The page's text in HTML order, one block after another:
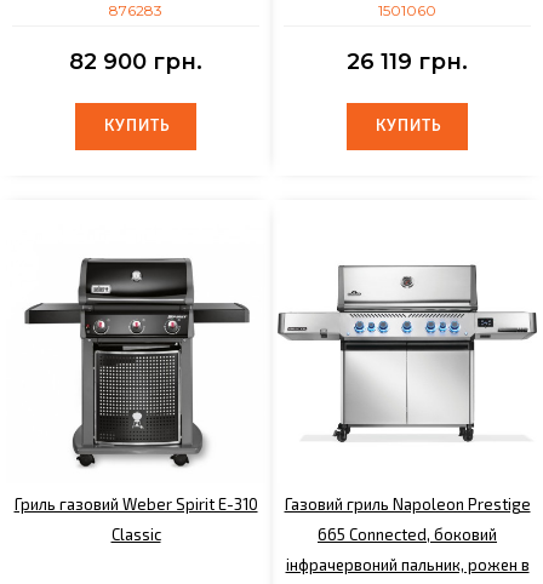
876283
82 900 грн.
КУПИТЬ
КУПИТЬ
1501060
26 119 грн.
КУПИТЬ
КУПИТЬ
Гриль газовий Weber Spirit E-310
Classic
Газовий гриль Napoleon Prestige
665 Connected, боковий
інфрачервоний пальник, рожен в